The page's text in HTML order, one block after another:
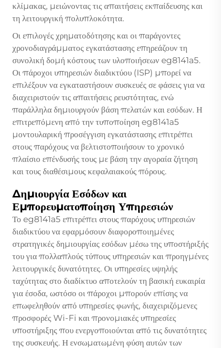
κλίμακας, μειώνοντας τις απαιτήσεις εκπαίδευσης και
τη λειτουργική πολυπλοκότητα.
Οι επιλογές χρηματοδότησης και οι παράγοντες
χρονοδιαγράμματος εγκατάστασης επηρεάζουν τη
συνολική δομή κόστους των υλοποιήσεων eg8141a5.
Οι πάροχοι υπηρεσιών διαδικτύου (ISP) μπορεί να
επιλέξουν να εγκαταστήσουν συσκευές σε φάσεις για να
διαχειριστούν τις απαιτήσεις ρευστότητας, ενώ
παράλληλα δημιουργούν βάση πελατών και εσόδων. Η
επιτρεπόμενη από την τυποποίηση eg8141a5
μοντουλαρική προσέγγιση εγκατάστασης επιτρέπει
στους παρόχους να βελτιστοποιήσουν το χρονικό
πλαίσιο επένδυσής τους με βάση την αγοραία ζήτηση
και τους διαθέσιμους κεφαλαιακούς πόρους.
Δημιουργία Εσόδων και
Εμπορευματοποίηση Υπηρεσιών
Το eg8141a5 επιτρέπει στους παρόχους υπηρεσιών
διαδικτύου να εφαρμόσουν διαφοροποιημένες
στρατηγικές δημιουργίας εσόδων μέσω της υποστήριξής
του για πολλαπλούς τύπους υπηρεσιών και προηγμένες
λειτουργικές δυνατότητες. Οι υπηρεσίες υψηλής
ταχύτητας στο διαδίκτυο αποτελούν τη βασική ευκαιρία
για έσοδα, ωστόσο οι πάροχοι μπορούν επίσης να
επωφεληθούν από υπηρεσίες φωνής, διαχειριζόμενες
προσφορές Wi-Fi και προνομιακές υπηρεσίες
υποστήριξης που ενεργοποιούνται από τις δυνατότητες
της συσκευής. Η ενσωματωμένη φύση αυτών των